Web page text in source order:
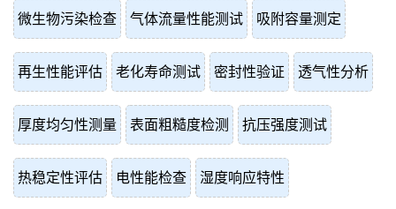
微生物污染检查 气体流量性能测试 吸附容量测定
再生性能评估 老化寿命测试 密封性验证 透气性分析
厚度均匀性测量 表面粗糙度检测 抗压强度测试
热稳定性评估 电性能检查 湿度响应特性